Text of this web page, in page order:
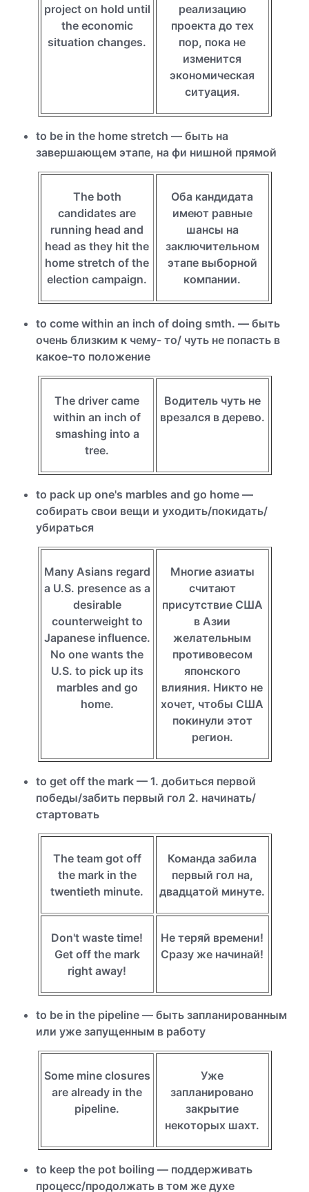
project on hold until
the economic
situation changes.
реализацию
проекта до тех
пор, пока не
изменится
экономическая
ситуация.
to be in the home stretch — быть на
завершающем этапе, на фи нишной прямой
The both
candidates are
running head and
head as they hit the
home stretch of the
election campaign.
Оба кандидата
имеют равные
шансы на
заключительном
этапе выборной
компании.
to come within an inch of doing smth. — быть
очень близким к чему- то/ чуть не попасть в
какое-то положение
The driver came
within an inch of
smashing into a
tree.
Водитель чуть не
врезался в дерево.
to pack up one's marbles and go home —
собирать свои вещи и уходить/покидать/
убираться
Many Asians regard
a U.S. presence as a
desirable
counterweight to
Japanese influence.
No one wants the
U.S. to pick up its
marbles and go
home.
Многие азиаты
считают
присутствие США
в Азии
желательным
противовесом
японского
влияния. Никто не
хочет, чтобы США
покинули этот
регион.
to get off the mark — 1. добиться первой
победы/забить первый гол 2. начинать/
стартовать
The team got off
the mark in the
twentieth minute.
Команда забила
первый гол на,
двадцатой минуте.
Don't waste time!
Get off the mark
right away!
Не теряй времени!
Сразу же начинай!
to be in the pipeline — быть запланированным
или уже запущенным в работу
Some mine closures
are already in the
pipeline.
Уже
запланировано
закрытие
некоторых шахт.
to keep the pot boiling — поддерживать
процесс/продолжать в том же духе